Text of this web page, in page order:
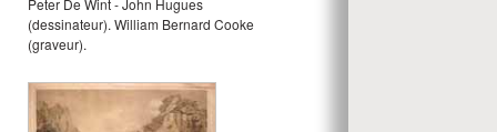
(dessinateur). William Bernard Cooke
(graveur).